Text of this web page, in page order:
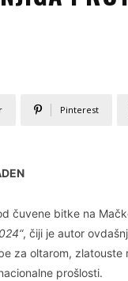
Pinterest
čuvene bitke na
, čiji je autor
za oltarom, zlatouste
prošlosti.